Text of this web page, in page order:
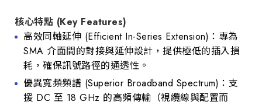
核心特點 (Key Features)
高效同軸延伸 (Efficient In-Series Extension)：專為
SMA 介面間的對接與延伸設計，提供極低的插入損
耗，確保訊號路徑的通透性。
優異寬頻頻譜 (Superior Broadband Spectrum)：支
援 DC 至 18 GHz 的高頻傳輸（視纜線與配置而